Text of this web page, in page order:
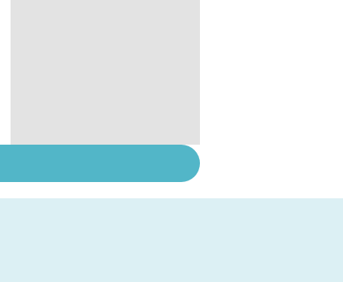
éviter les rejets ?